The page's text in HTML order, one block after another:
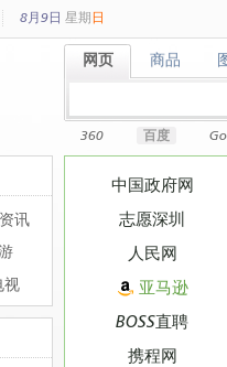
8月9日 星期 日
网页
网页 商品
商品
360 百度
中国政府网
志愿深圳
人民网
亚马逊
BOSS直聘
携程网
讯
视